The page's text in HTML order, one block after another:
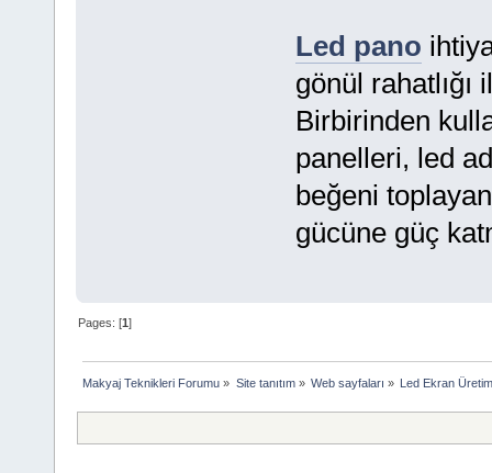
Led pano
gönül
Birbirinden
panelleri, led
beğeni
gücüne güç
Pages: [1]
Makyaj Teknikleri Forumu » Site tanıtım» Web sayfaları » Led Ekran